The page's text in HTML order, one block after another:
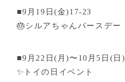
■9月19日(金)17-23
🎂シルアちゃんバースデー
■9月22日(月)〜10月5日(日)
✨トイの日イベント